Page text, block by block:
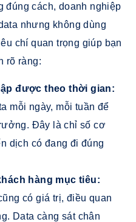
đúng cách, doanh nghiệp
nhưng không dùng
chí quan trọng giúp bạn
rõ ràng:
được theo thời gian:
mỗi ngày, mỗi tuần để
Đây là chỉ số cơ
dịch có đang đi đúng
hàng mục tiêu:
có giá trị, điều quan
Data càng sát chân